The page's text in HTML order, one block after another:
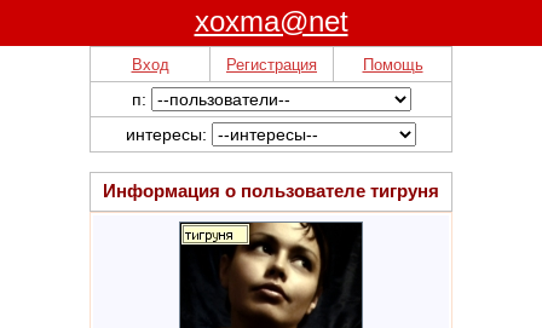
xoxma@net
Вход Регистрация Помощь
п:
интересы:
Информация о пользователе тигруня